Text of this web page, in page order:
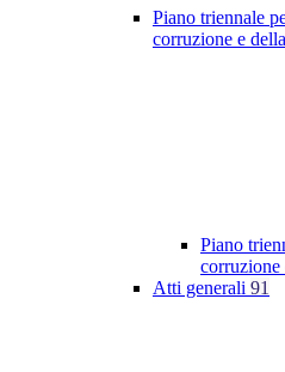
Piano triennale
corruzione e
Piano
corruzione
Atti generali 91